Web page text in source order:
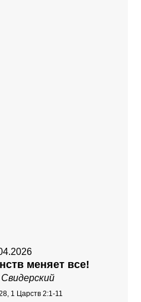
меняет все!
1 Царств 2:1-11